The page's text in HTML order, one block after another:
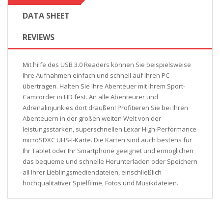
DATA SHEET
REVIEWS
Mit hilfe des USB 3.0 Readers können Sie beispielsweise
Ihre Aufnahmen einfach und schnell auf Ihren PC
übertragen. Halten Sie Ihre Abenteuer mit Ihrem Sport-
Camcorder in HD fest. An alle Abenteurer und
Adrenalinjunkies dort draußen! Profitieren Sie bei Ihren
Abenteuern in der großen weiten Welt von der
leistungsstarken, superschnellen Lexar High-Performance
microSDXC UHS-I-Karte. Die Karten sind auch bestens für
Ihr Tablet oder Ihr Smartphone geeignet und ermöglichen
das bequeme und schnelle Herunterladen oder Speichern
all Ihrer Lieblingsmediendateien, einschließlich
hochqualitativer Spielfilme, Fotos und Musikdateien.